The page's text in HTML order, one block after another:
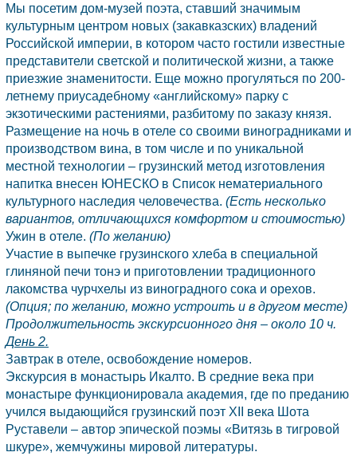
Мы посетим дом-музей поэта, ставший значимым
культурным центром новых (закавказских) владений
Российской империи, в котором часто гостили известные
представители светской и политической жизни, а также
приезжие знаменитости. Еще можно прогуляться по 200-
летнему приусадебному «английскому» парку с
экзотическими растениями, разбитому по заказу князя.
Размещение на ночь в отеле со своими виноградниками и
производством вина, в том числе и по уникальной
местной технологии – грузинский метод изготовления
напитка внесен ЮНЕСКО в Список нематериального
культурного наследия человечества. (Есть несколько
вариантов, отличающихся комфортом и стоимостью)
Ужин в отеле. (По желанию)
Участие в выпечке грузинского хлеба в специальной
глиняной печи тонэ и приготовлении традиционного
лакомства чурчхелы из виноградного сока и орехов.
(Опция; по желанию, можно устроить и в другом месте)
Продолжительность экскурсионного дня – около 10 ч.
День 2.
Завтрак в отеле, освобождение номеров.
Экскурсия в монастырь Икалто. В средние века при
монастыре функционировала академия, где по преданию
учился выдающийся грузинский поэт XII века Шота
Руставели – автор эпической поэмы «Витязь в тигровой
шкуре», жемчужины мировой литературы.